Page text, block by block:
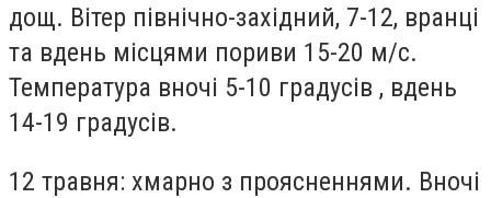
дощ. Вітер північно-західний, 7-12, вранці
та вдень місцями пориви 15-20 м/с.
Температура вночі 5-10 градусів , вдень
14-19 градусів.
12 травня: хмарно з проясненнями. Вночі